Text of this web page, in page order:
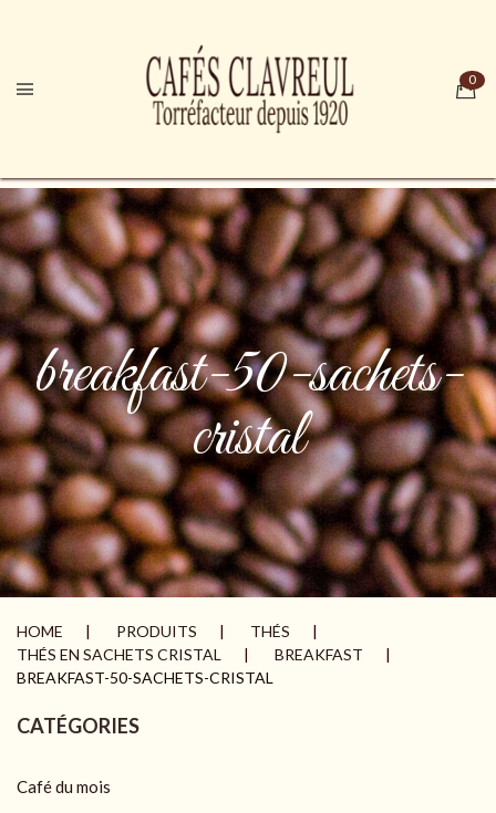
breakfast-50-sachets-
cristal
HOME PRODUITS
THÉS
THÉS EN SACHETS CRISTAL
BREAKFAST
BREAKFAST-50-SACHETS-CRISTAL
CATÉGORIES
Café du mois